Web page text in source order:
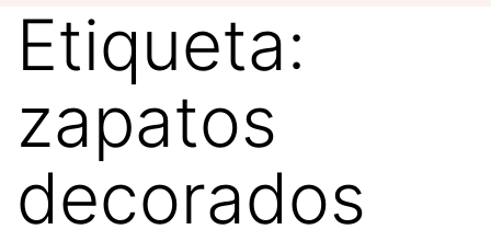
Etiqueta:
zapatos
decorados